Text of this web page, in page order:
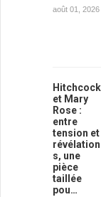
août 01, 2026
Hitchcock
et Mary
Rose :
entre
tension et
révélation
s, une
pièce
taillée
pou…